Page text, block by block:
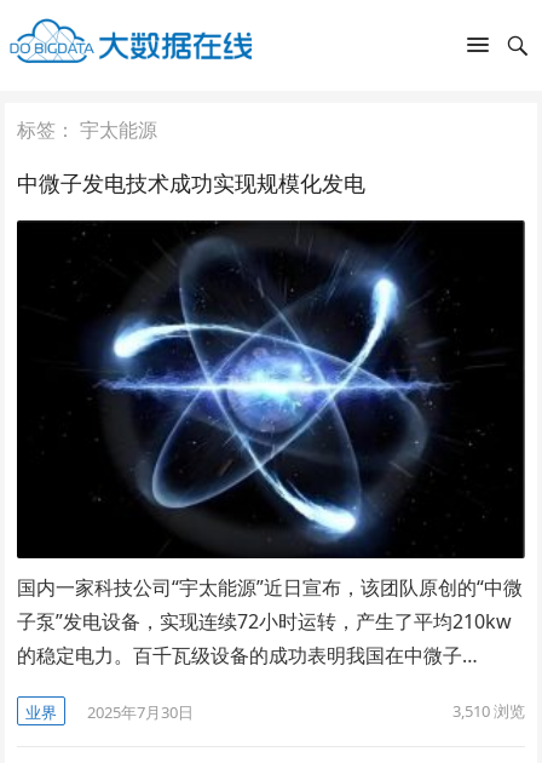
标签：宇太能源
中微子发电技术成功实现规模化发电
国内一家科技公司“宇太能源”近日宣布，该团队原创的“中微
子泵”发电设备，实现连续72小时运转，产生了平均210kw
的稳定电力。百千瓦级设备的成功表明我国在中微子…
业界 2025年7月30日 3,510浏览